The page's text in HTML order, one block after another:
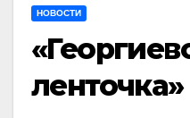
НОВОСТИ
ленточка»